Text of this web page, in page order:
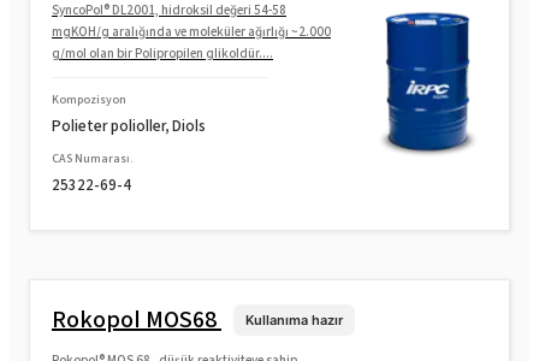
SyncoPol® DL2001, hidroksil değeri 54-58
mgKOH/g aralığında ve moleküler ağırlığı ~2.000
g/mol olan bir Polipropilen glikoldür....
Kompozisyon
Polieter polioller, Diols
CAS Numarası.
25322-69-4
Rokopol MOS68 Kullanıma hazır